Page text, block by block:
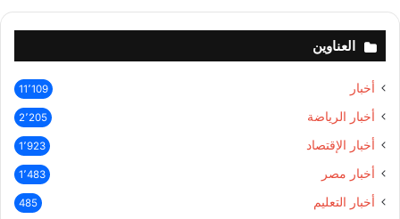
العناوين
أخبار 11٬109
أخبار الرياضة 2٬205
أخبار الإقتصاد 1٬923
أخبار مصر 1٬483
أخبار التعليم 485